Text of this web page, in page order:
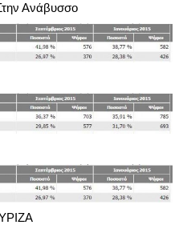
Ανάβυσσο